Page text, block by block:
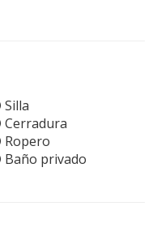
Silla
Cerradura
Ropero
Baño privado